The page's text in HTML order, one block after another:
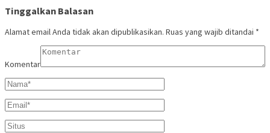
Tinggalkan Balasan
Alamat email Anda tidak akan dipublikasikan. Ruas yang wajib ditandai *
Komentar